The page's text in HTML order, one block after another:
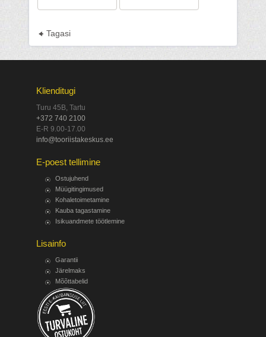
Tagasi
Klienditugi
Turu 45B, Tartu
+372 740 2100
E-R 9.00-17.00
info@tooriistakeskus.ee
E-poest tellimine
Ostujuhend
Müügitingimused
Kohaletoimetamine
Kauba tagastamine
Isikuandmete töötlemine
Lisainfo
Garantii
Järelmaks
Mõõttabelid